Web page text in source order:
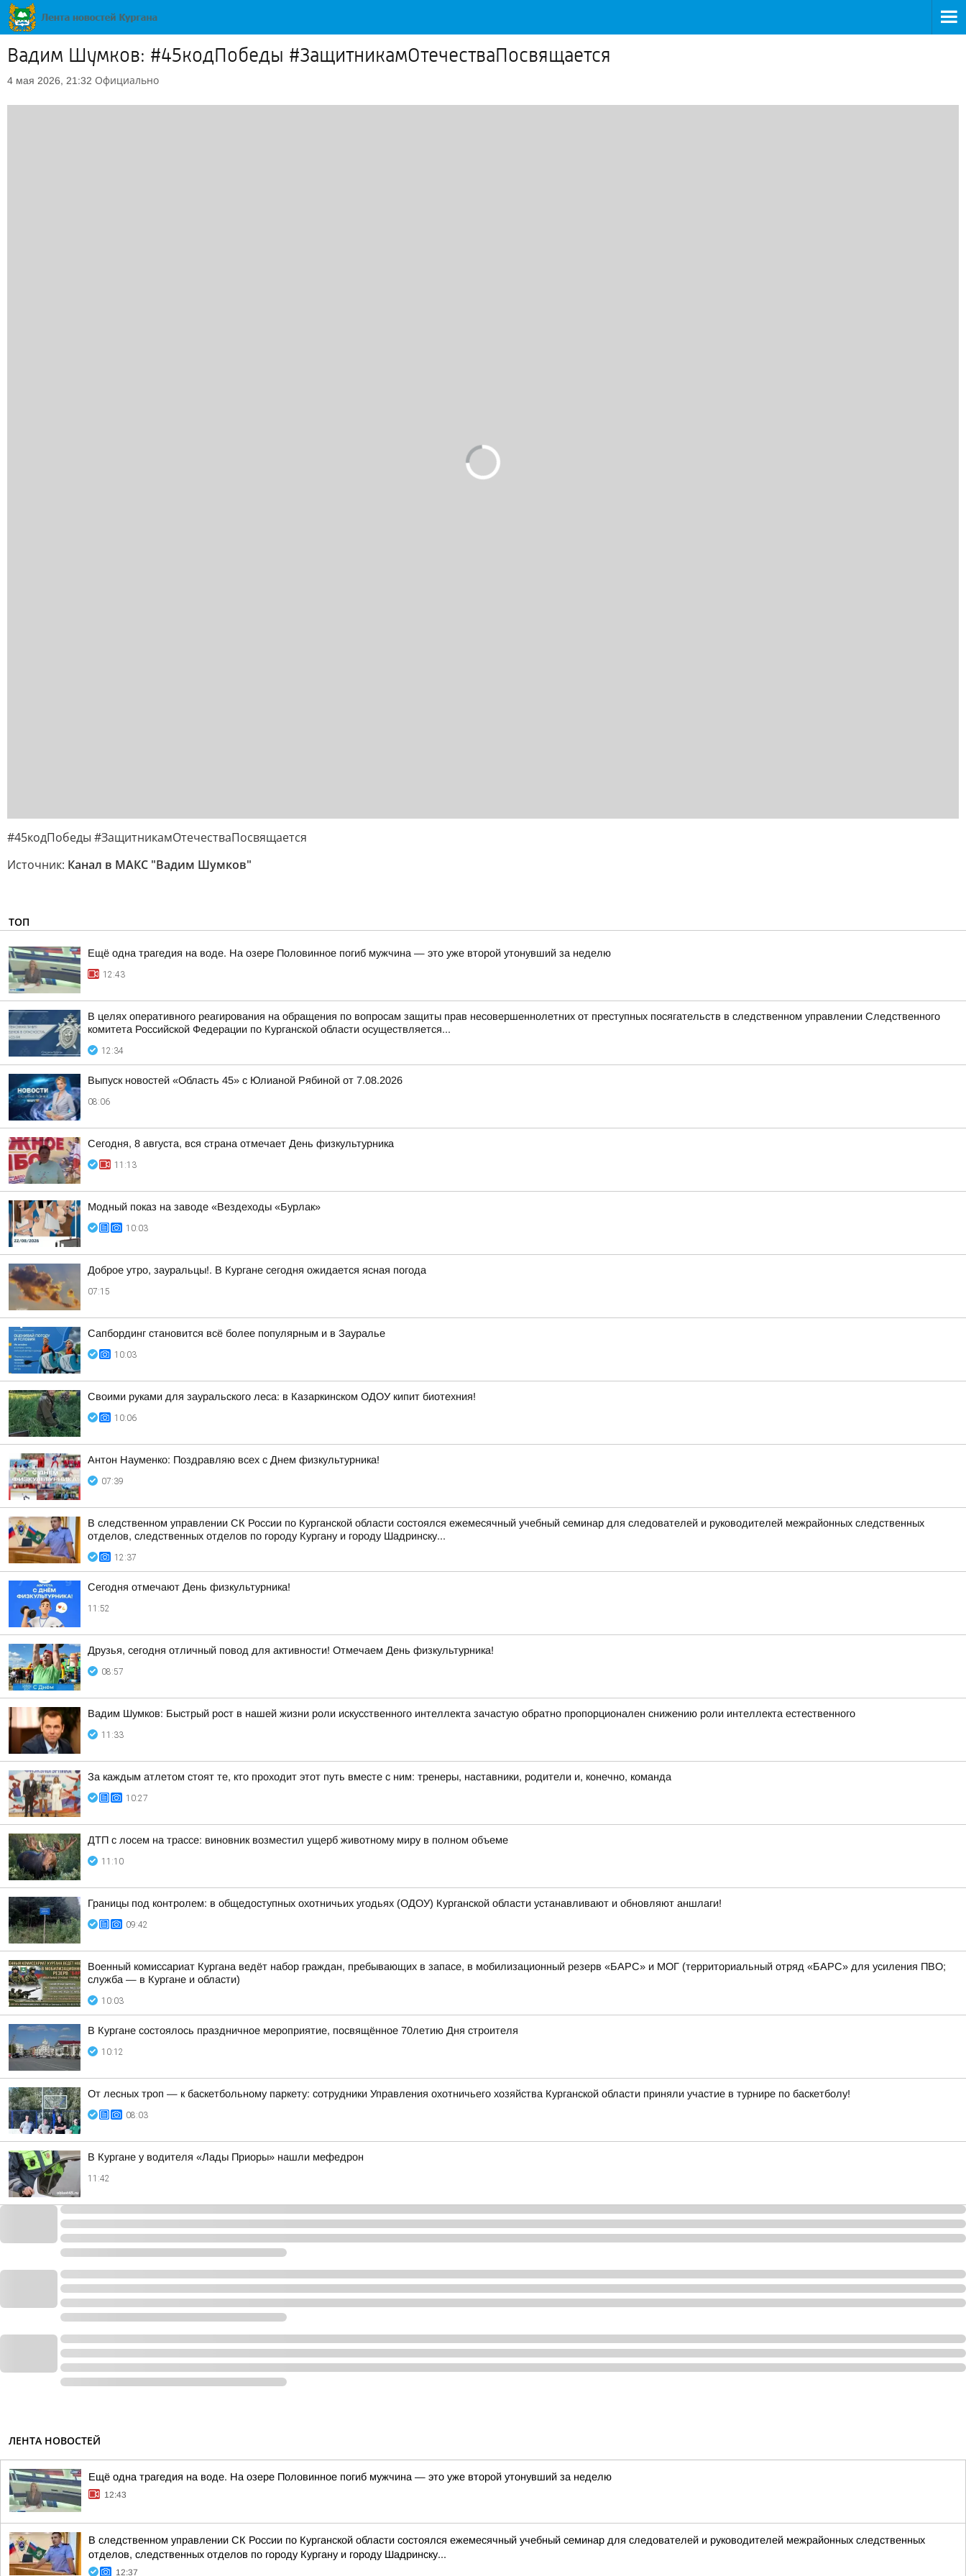
Вадим Шумков: #45кодПобеды #ЗащитникамОтечестваПосвящается
4 мая 2026, 21:32 Официально
#45кодПобеды #ЗащитникамОтечестваПосвящается
Источник: Канал в МАКС "Вадим Шумков"
ТОП
Ещё одна трагедия на воде. На озере Половинное погиб мужчина — это уже второй утонувший за неделю
12:43
В целях оперативного реагирования на обращения по вопросам защиты прав несовершеннолетних от преступных посягательств в следственном управлении Следственного
комитета Российской Федерации по Курганской области осуществляется...
12:34
Выпуск новостей «Область 45» с Юлианой Рябиной от 7.08.2026
08:06
Сегодня, 8 августа, вся страна отмечает День физкультурника
11:13
Модный показ на заводе «Вездеходы «Бурлак»
10:03
Доброе утро, зауральцы!. В Кургане сегодня ожидается ясная погода
07:15
Сапбординг становится всё более популярным и в Зауралье
10:03
Своими руками для зауральского леса: в Казаркинском ОДОУ кипит биотехния!
10:06
Антон Науменко: Поздравляю всех с Днем физкультурника!
07:39
В следственном управлении СК России по Курганской области состоялся ежемесячный учебный семинар для следователей и руководителей межрайонных следственных
отделов, следственных отделов по городу Кургану и городу Шадринску...
12:37
Сегодня отмечают День физкультурника!
11:52
Друзья, сегодня отличный повод для активности! Отмечаем День физкультурника!
08:57
Вадим Шумков: Быстрый рост в нашей жизни роли искусственного интеллекта зачастую обратно пропорционален снижению роли интеллекта естественного
11:33
За каждым атлетом стоят те, кто проходит этот путь вместе с ним: тренеры, наставники, родители и, конечно, команда
10:27
ДТП с лосем на трассе: виновник возместил ущерб животному миру в полном объеме
11:10
Границы под контролем: в общедоступных охотничьих угодьях (ОДОУ) Курганской области устанавливают и обновляют аншлаги!
09:42
Военный комиссариат Кургана ведёт набор граждан, пребывающих в запасе, в мобилизационный резерв «БАРС» и МОГ (территориальный отряд «БАРС» для усиления ПВО;
служба — в Кургане и области)
10:03
В Кургане состоялось праздничное мероприятие, посвящённое 70летию Дня строителя
10:12
От лесных троп — к баскетбольному паркету: сотрудники Управления охотничьего хозяйства Курганской области приняли участие в турнире по баскетболу!
08:03
В Кургане у водителя «Лады Приоры» нашли мефедрон
11:42
ЛЕНТА НОВОСТЕЙ
Ещё одна трагедия на воде. На озере Половинное погиб мужчина — это уже второй утонувший за неделю
12:43
В следственном управлении СК России по Курганской области состоялся ежемесячный учебный семинар для следователей и руководителей межрайонных следственных
отделов, следственных отделов по городу Кургану и городу Шадринску...
12:37